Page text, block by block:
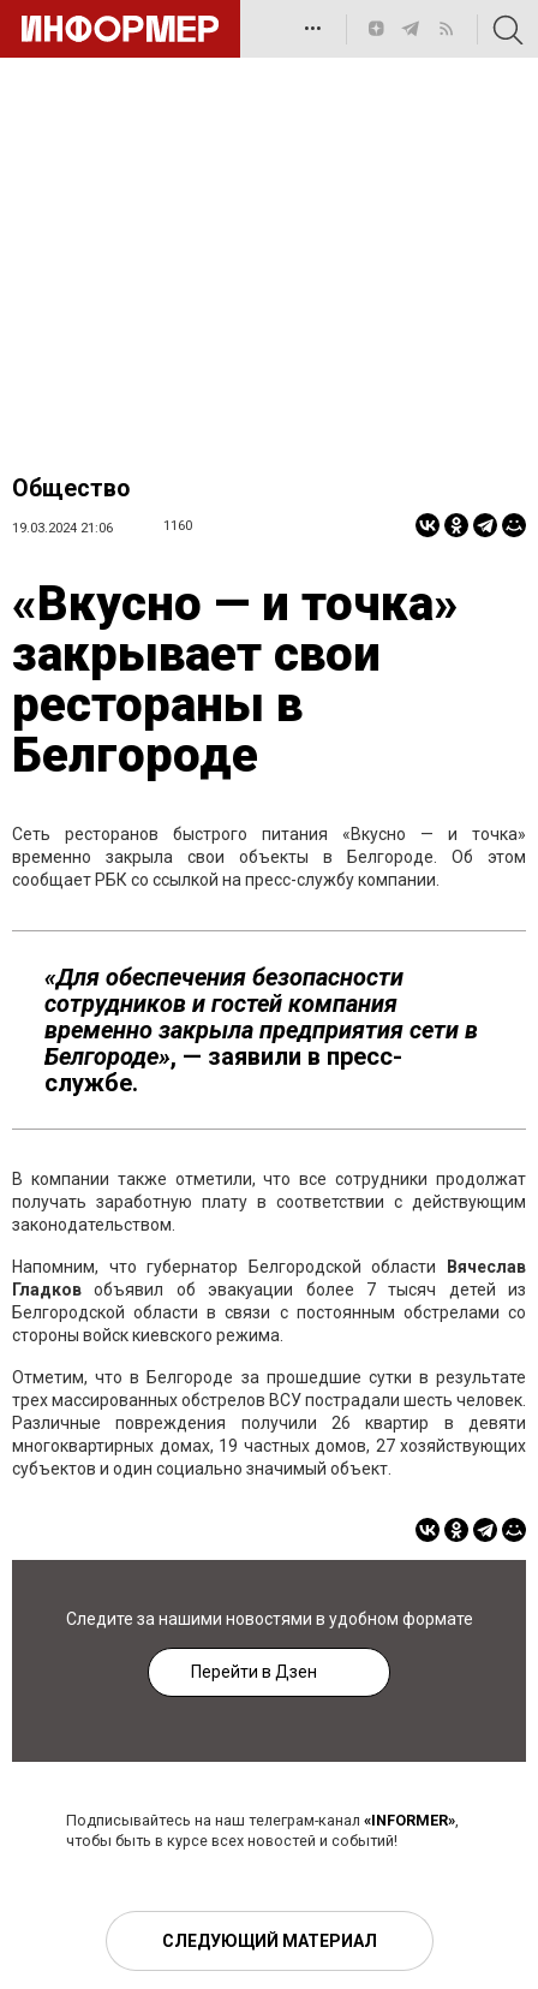
•••
Общество
19.03.2024 21:06 1160
«Вкусно — и точка»
закрывает свои
рестораны в
Белгороде
Сеть ресторанов быстрого питания «Вкусно — и точка»
временно закрыла свои объекты в Белгороде. Об этом
сообщает РБК со ссылкой на пресс-службу компании.
«Для обеспечения безопасности
сотрудников и гостей компания
временно закрыла предприятия сети в
Белгороде», — заявили в пресс-
службе.
В компании также отметили, что все сотрудники продолжат
получать заработную плату в соответствии с действующим
законодательством.
Напомним, что губернатор Белгородской области
Вячеслав
Гладков объявил об эвакуации более 7 тысяч детей из
Белгородской области в связи с постоянным обстрелами со
стороны войск киевского режима.
Отметим, что в Белгороде за прошедшие сутки в результате
трех массированных обстрелов ВСУ пострадали шесть человек.
Различные повреждения получили 26 квартир в девяти
многоквартирных домах, 19 частных домов, 27 хозяйствующих
субъектов и один социально значимый объект.
Следите за нашими новостями в удобном формате
Перейти в Дзен
Подписывайтесь на наш телеграм-канал «INFORMER»,
чтобы быть в курсе всех новостей и событий!
СЛЕДУЮЩИЙ МАТЕРИАЛ